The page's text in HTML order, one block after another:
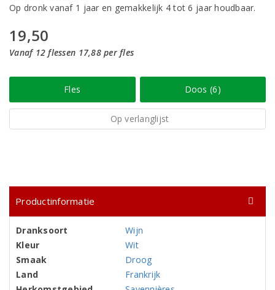
Op dronk vanaf 1 jaar en gemakkelijk 4 tot 6 jaar houdbaar.
19,50
Vanaf 12 flessen 17,88 per fles
Fles Doos (6)
Op verlanglijst
Productinformatie
Dranksoort
Wijn
Kleur
Wit
Smaak
Droog
Land
Frankrijk